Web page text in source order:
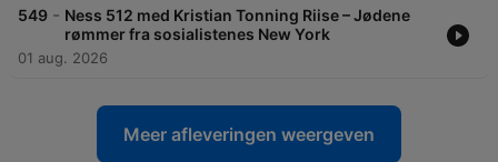
549 - Ness 512 med Kristian Tonning Riise – Jødene
rømmer fra sosialistenes New York
01 aug. 2026
Meer afleveringen weergeven